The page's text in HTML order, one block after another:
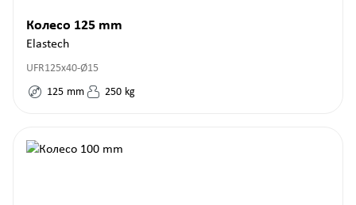
Колесо 125 mm
Elastech
UFR125x40-Ø15
125 mm 250 kg